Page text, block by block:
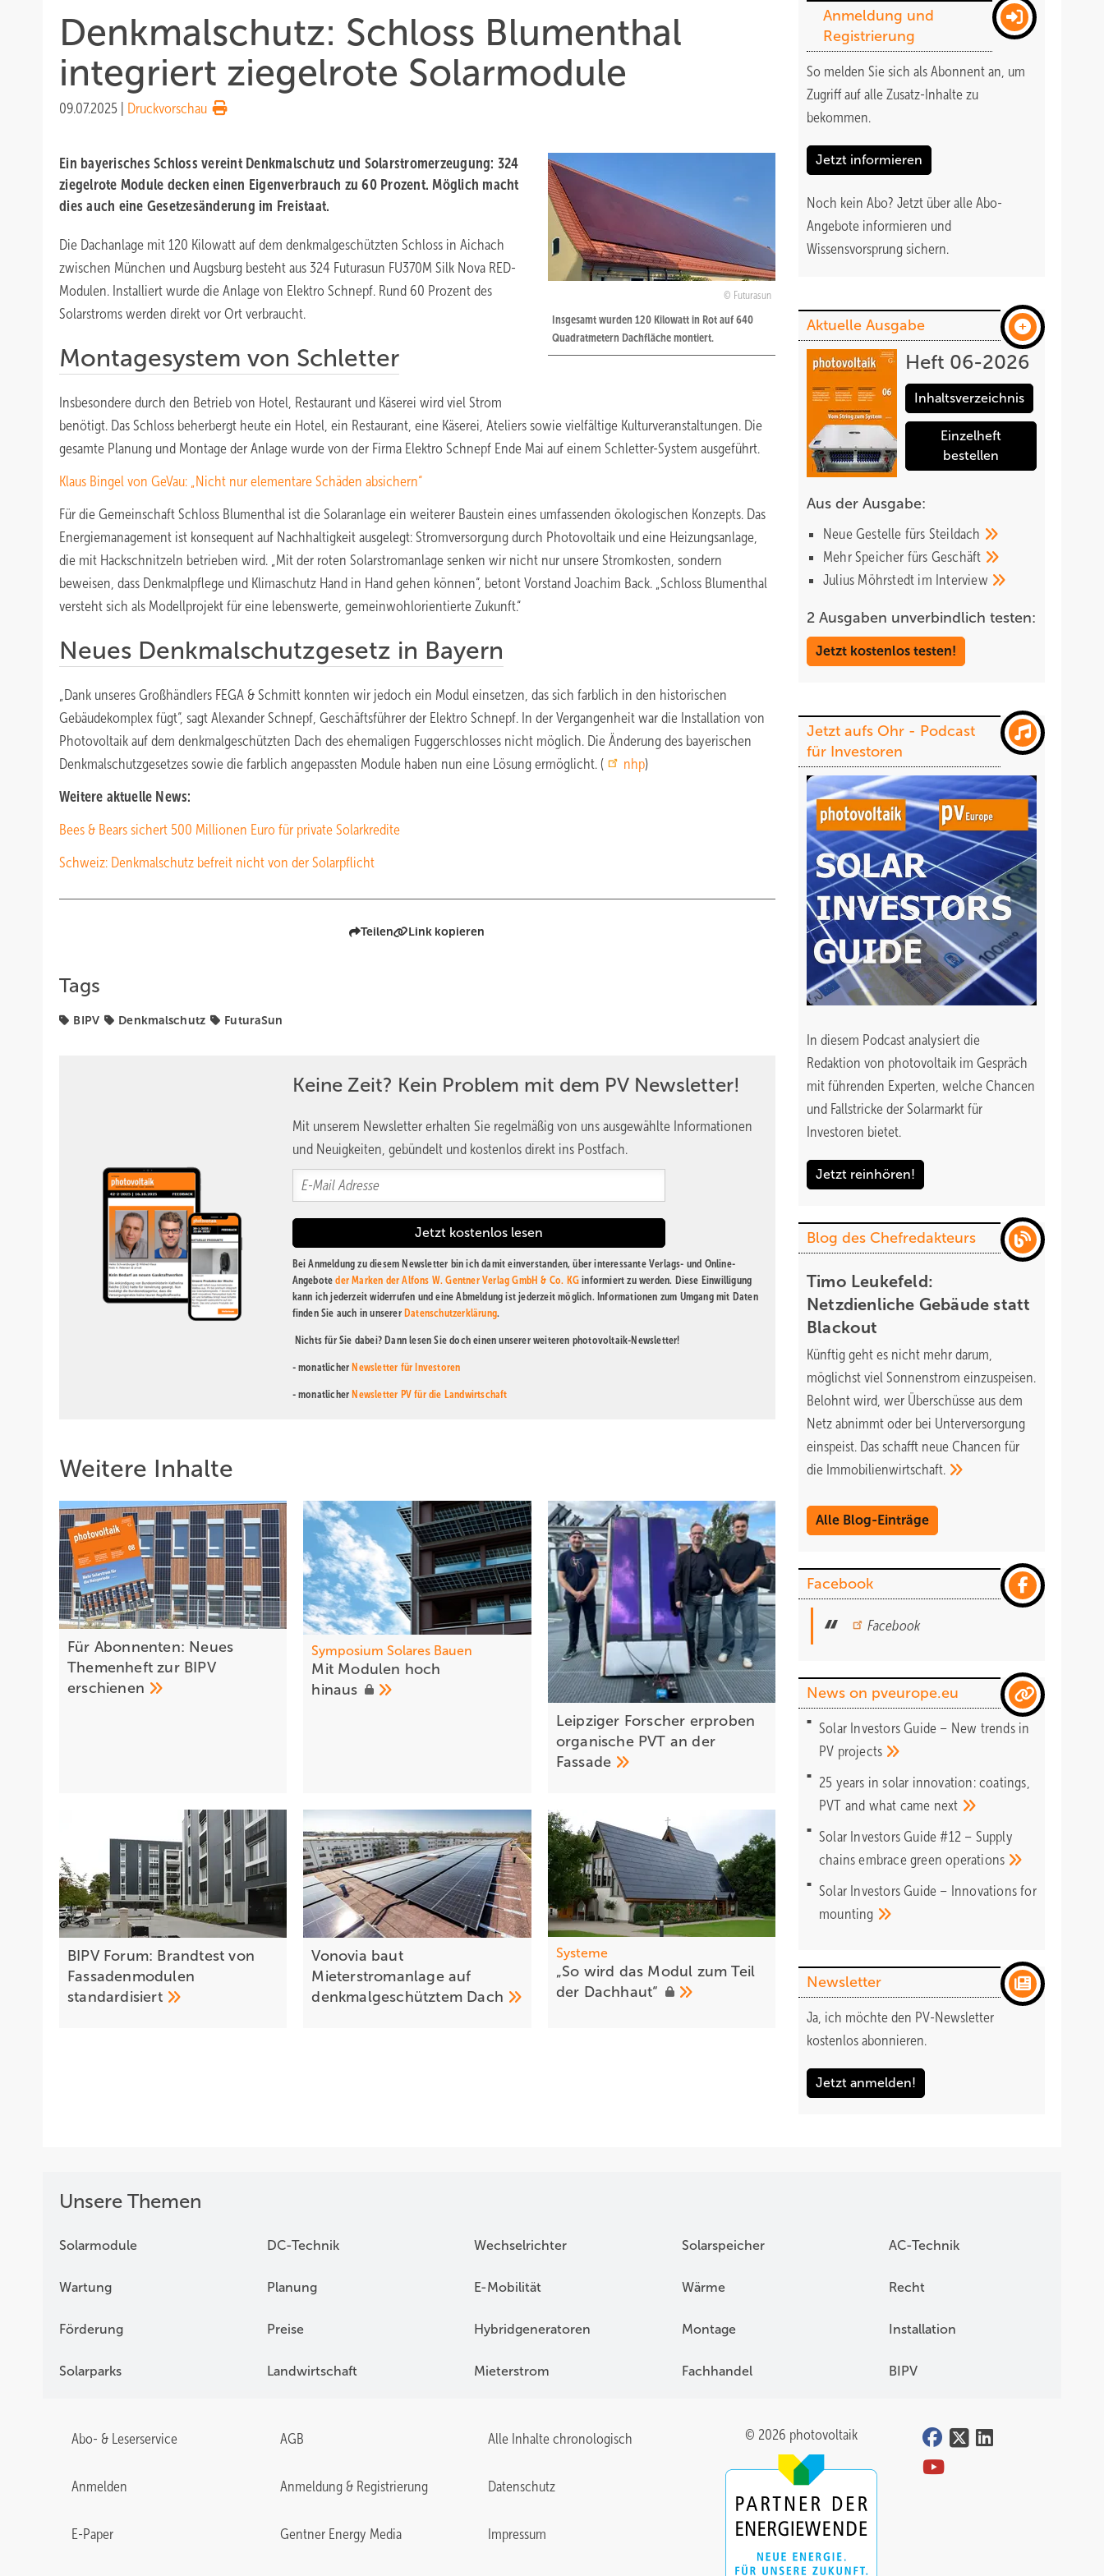
Denkmalschutz: Schloss Blumenthal
integriert ziegelrote Solarmodule
09.07.2025 Druckvorschau
Futurasun
Insgesamt wurden 120 Kilowatt in Rot auf 640
Quadratmetern Dachfläche montiert.
Ein bayerisches Schloss vereint Denkmalschutz und Solarstromerzeugung: 324
ziegelrote Module decken einen Eigenverbrauch zu 60 Prozent. Möglich macht
dies auch eine Gesetzesänderung im Freistaat.
Die Dachanlage mit 120 Kilowatt auf dem denkmalgeschützten Schloss in Aichach
zwischen München und Augsburg besteht aus 324 Futurasun FU370M Silk Nova RED-
Modulen. Installiert wurde die Anlage von Elektro Schnepf. Rund 60 Prozent des
Solarstroms werden direkt vor Ort verbraucht.
Montagesystem von Schletter
Insbesondere durch den Betrieb von Hotel, Restaurant und Käserei wird viel Strom
benötigt. Das Schloss beherbergt heute ein Hotel, ein Restaurant, eine Käserei, Ateliers sowie vielfältige Kulturveranstaltungen. Die
gesamte Planung und Montage der Anlage wurde von der Firma Elektro Schnepf Ende Mai auf einem Schletter-System ausgeführt.
Klaus Bingel von GeVau: „Nicht nur elementare Schäden absichern“
Für die Gemeinschaft Schloss Blumenthal ist die Solaranlage ein weiterer Baustein eines umfassenden ökologischen Konzepts. Das
Energiemanagement ist konsequent auf Nachhaltigkeit ausgelegt: Stromversorgung durch Photovoltaik und eine Heizungsanlage,
die mit Hackschnitzeln betrieben wird. „Mit der roten Solarstromanlage senken wir nicht nur unsere Stromkosten, sondern
beweisen, dass Denkmalpflege und Klimaschutz Hand in Hand gehen können“, betont Vorstand Joachim Back. „Schloss Blumenthal
versteht sich als Modellprojekt für eine lebenswerte, gemeinwohlorientierte Zukunft.“
Neues Denkmalschutzgesetz in Bayern
„Dank unseres Großhändlers FEGA & Schmitt konnten wir jedoch ein Modul einsetzen, das sich farblich in den historischen
Gebäudekomplex fügt“, sagt Alexander Schnepf, Geschäftsführer der Elektro Schnepf. In der Vergangenheit war die Installation von
Photovoltaik auf dem denkmalgeschützten Dach des ehemaligen Fuggerschlosses nicht möglich. Die Änderung des bayerischen
Denkmalschutzgesetzes sowie die farblich angepassten Module haben nun eine Lösung ermöglicht. (
nhp)
Weitere aktuelle News:
Bees & Bears sichert 500 Millionen Euro für private Solarkredite
Schweiz: Denkmalschutz befreit nicht von der Solarpflicht
Teilen Link kopieren
Tags
BIPV Denkmalschutz FuturaSun
Keine Zeit? Kein Problem mit dem PV Newsletter!
Mit unserem Newsletter erhalten Sie regelmäßig von uns ausgewählte Informationen
und Neuigkeiten, gebündelt und kostenlos direkt ins Postfach.
Bei Anmeldung zu diesem Newsletter bin ich damit einverstanden, über interessante Verlags- und Online-
Angeboteder Marken der Alfons W. Gentner Verlag GmbH & Co. KG informiert zu werden. Diese Einwilligung
kann ich jederzeit widerrufen und eine Abmeldung ist jederzeit möglich. Informationen zum Umgang mit Daten
finden Sie auch in unserer Datenschutzerklärung.
Nichts für Sie dabei? Dann lesen Sie doch einen unserer weiteren photovoltaik-Newsletter!
- monatlicher Newsletter für Investoren
- monatlicher Newsletter PV für die Landwirtschaft
Weitere Inhalte
Für Abonnenten: Neues
Themenheft zur BIPV
erschienen
Symposium Solares Bauen
Mit Modulen hoch
hinaus
Leipziger Forscher erproben
organische PVT an der
Fassade
BIPV Forum: Brandtest von
Fassadenmodulen
standardisiert
Vonovia baut
Mieterstromanlage auf
denkmalgeschütztem Dach
Systeme
„So wird das Modul zum Teil
der Dachhaut“
Anmeldung und
Registrierung
So melden Sie sich als Abonnent an, um
Zugriff auf alle Zusatz-Inhalte zu
bekommen.
Jetzt informieren
Noch kein Abo? Jetzt über alle Abo-
Angebote informieren und
Wissensvorsprung sichern.
Aktuelle Ausgabe
Heft 06-2026
Inhaltsverzeichnis
Einzelheft
bestellen
Aus der Ausgabe:
Neue Gestelle fürs Steildach
Mehr Speicher fürs Geschäft
Julius Möhrstedt im Interview
2 Ausgaben unverbindlich testen:
Jetzt kostenlos testen!
Jetzt aufs Ohr - Podcast
für Investoren
In diesem Podcast analysiert die
Redaktion von photovoltaik im Gespräch
mit führenden Experten, welche Chancen
und Fallstricke der Solarmarkt für
Investoren bietet.
Jetzt reinhören!
Blog des Chefredakteurs
Timo Leukefeld:
Netzdienliche Gebäude statt
Blackout
Künftig geht es nicht mehr darum,
möglichst viel Sonnenstrom einzuspeisen.
Belohnt wird, wer Überschüsse aus dem
Netz abnimmt oder bei Unterversorgung
einspeist. Das schafft neue Chancen für
die Immobilienwirtschaft.
Alle Blog-Einträge
Facebook
Facebook
News on pveurope.eu
Solar Investors Guide – New trends in
PV projects
25 years in solar innovation: coatings,
PVT and what came next
Solar Investors Guide #12 – Supply
chains embrace greenoperations
Solar Investors Guide – Innovations for
mounting
Newsletter
Ja, ich möchte den PV-Newsletter
kostenlos abonnieren.
Jetzt anmelden!
Unsere Themen
Solarmodule DC-Technik Wechselrichter Solarspeicher AC-Technik
Wartung Planung E-Mobilität Wärme Recht
Förderung Preise Hybridgeneratoren Montage Installation
Solarparks Landwirtschaft Mieterstrom Fachhandel BIPV
Abo- & Leserservice AGB Alle Inhalte chronologisch
Anmelden Anmeldung & Registrierung Datenschutz
E-Paper Gentner Energy Media Impressum
© 2026 photovoltaik